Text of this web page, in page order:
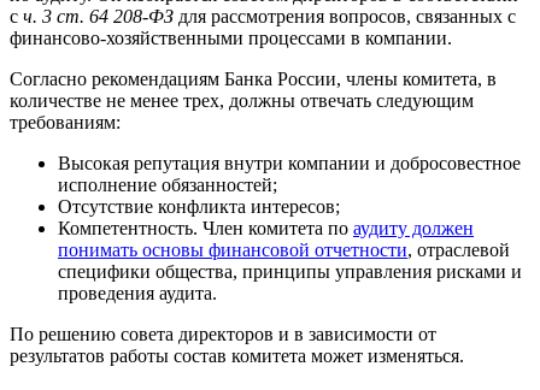
с ч. 3 ст. 64 208-ФЗ для рассмотрения вопросов, связанных с
финансово-хозяйственными процессами в компании.
Согласно рекомендациям Банка России, члены комитета, в
количестве не менее трех, должны отвечать следующим
требованиям:
Высокая репутация внутри компании и добросовестное
исполнение обязанностей;
Отсутствие конфликта интересов;
Компетентность. Член комитета по аудиту должен
понимать основы финансовой отчетности, отраслевой
специфики общества, принципы управления рисками и
проведения аудита.
По решению совета директоров и в зависимости от
результатов работы состав комитета может изменяться.